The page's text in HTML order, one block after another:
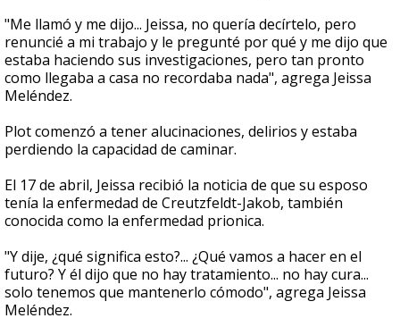
"Me llamó y me dijo... Jeissa, no quería decírtelo, pero
renuncié a mi trabajo y le pregunté por qué y me dijo que
estaba haciendo sus investigaciones, pero tan pronto
como llegaba a casa no recordaba nada", agrega Jeissa
Meléndez.
Plot comenzó a tener alucinaciones, delirios y estaba
perdiendo la capacidad de caminar.
El 17 de abril, Jeissa recibió la noticia de que su esposo
tenía la enfermedad de Creutzfeldt-Jakob, también
conocida como la enfermedad prionica.
"Y dije, ¿qué significa esto?... ¿Qué vamos a hacer en el
futuro? Y él dijo que no hay tratamiento... no hay cura...
solo tenemos que mantenerlo cómodo", agrega Jeissa
Meléndez.